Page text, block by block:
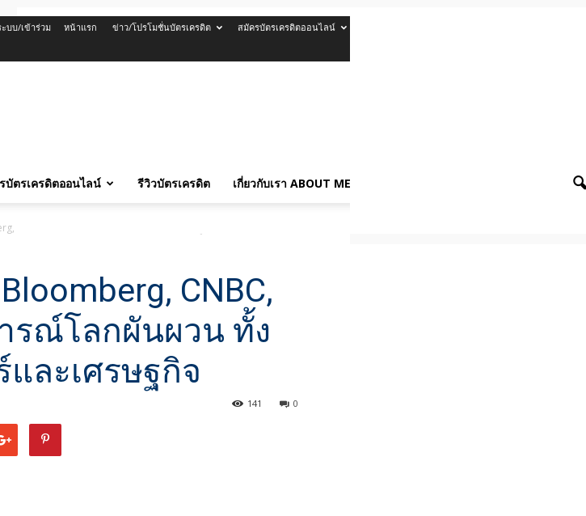
ะบบ/เข้าร่วม หน้าแรก ข่าว/โปรโมชั่นบัตรเครดิต สมัครบัตรเครดิตออนไลน์
บัตรเครดิตออนไลน์ รีวิวบัตรเครดิต เกี่ยวกับเรา ABOUT ME
CNBC, Reuters: สถานการณ์โลกผันผวน ทั้งภูมิรัฐศาสตร์และเศรษฐกิจ
CNBC,
รณ์โลกผันผวน ทั้ง
ละเศรษฐกิจ
0
141